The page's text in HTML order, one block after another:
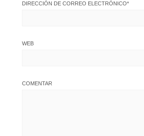
DIRECCIÓN DE CORREO ELECTRÓNICO*
WEB
COMENTAR